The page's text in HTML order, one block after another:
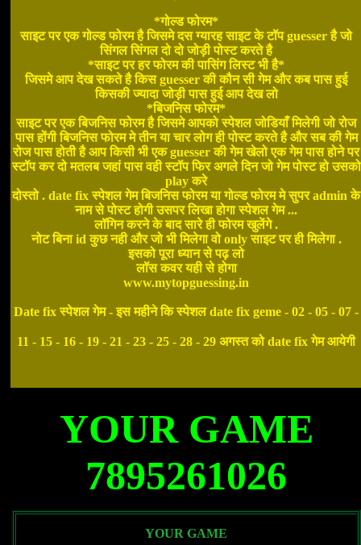
*गोल्ड फोरम*
साइट पर एक गोल्ड फोरम है जिसमे दस ग्यारह साइट के टॉप guesser है जो
सिंगल सिंगल दो दो जोड़ी पोस्ट करते है
*साइट पर हर फोरम की पासिंग लिस्ट भी है*
जिसमे आप देख सकते है किस guesser की कौन सी गेम और कब पास हुई
किसकी ज्यादा जोड़ी पास हुई आप देख लो
*बिजनिस फोरम*
साइट पर एक बिजनिस फोरम है जिसमे आपको स्पेशल जोडियाँ मिलेगी जो रोज
पास होंगी बिजनिस फोरम मे तीन या चार लोग ही पोस्ट करते है और सब की गेम
रोज पास होती है आप किसी भी एक guesser की गेम खेलो एक गेम पास होने पर
स्टॉप कर दो मतलब जहां पास वही स्टॉप फिर अगले दिन जो गेम पोस्ट हो उसको
play करे
दोस्तो . date fix स्पेशल गेम बिजनिस फोरम या गोल्ड फोरम मे सुपर admin के
नाम से पोस्ट होगी उसपर लिखा होगा स्पेशल गेम ...
लॉगिन करने के बाद सारे ही फोरम खुलेंगे .
नोट बिना id कुछ नही और जो भी मिलेगा वो only साइट पर ही मिलेगा .
इसको पूरा ध्यान से पढ़ लो
लॉस कवर यही से होगा
www.mytopguessing.in
Date fix स्पेशल गेम - इस महीने कि स्पेशल date fix geme - 02 - 05 - 07 -
11 - 15 - 16 - 19 - 21 - 23 - 25 - 28 - 29 अगस्त को date fix गेम आयेगी
YOUR GAME
7895261026
YOUR GAME